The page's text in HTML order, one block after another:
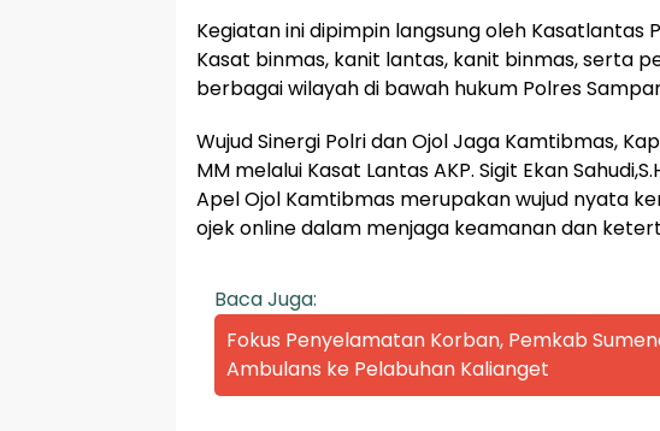
Kegiatan ini dipimpin langsung oleh Kasatlantas
Kasat binmas, kanit lantas, kanit binmas, serta
berbagai wilayah di bawah hukum Polres
Wujud Sinergi Polri dan Ojol Jaga Kamtibmas,
MM melalui Kasat Lantas AKP. Sigit Ekan
Apel Ojol Kamtibmas merupakan wujud nyata
ojek online dalam menjaga keamanan dan
Baca Juga:
Fokus Penyelamatan Korban, Pemkab
Ambulans ke Pelabuhan Kalianget